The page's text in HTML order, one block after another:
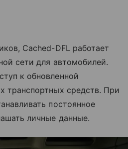
Cached-DFL работает
сети для автомобилей.
к обновленной
транспортных средств. При
постоянное
личные данные.